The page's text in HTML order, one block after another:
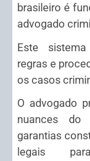
brasileiro é
advogado
Este
regras e
os casos
O advogado
nuances do
garantias
legais